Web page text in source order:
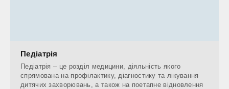
Педіатрія
Педіатрія – це розділ медицини, діяльність якого
спрямована на профілактику, діагностику та лікування
дитячих захворювань, а також на поетапне відновлення